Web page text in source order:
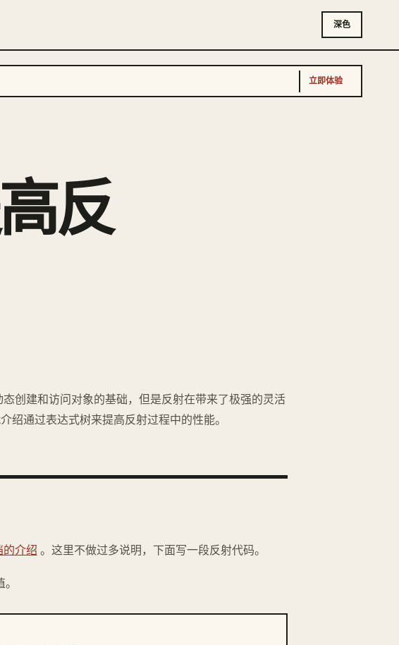
深色
立即体验
反
创建和访问对象的基础，但是反射在带来了极强的灵活
绍通过表达式树来提高反射过程中的性能。
介绍 。这里不做过多说明，下面写一段反射代码。